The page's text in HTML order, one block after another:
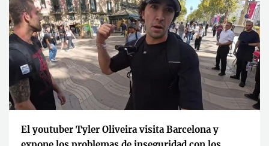
El youtuber Tyler Oliveira visita Barcelona y